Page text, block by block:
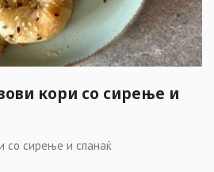
кори со сирење и
со сирење и спанаќ